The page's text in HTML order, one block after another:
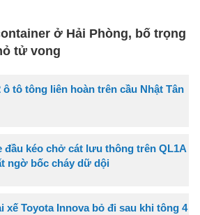
ở Hải Phòng, bố trọng
tử vong
ô tô tông liên hoàn trên cầu Nhật Tân
đầu kéo chở cát lưu thông trên QL1A
ngờ bốc cháy dữ dội
xế Toyota Innova bỏ đi sau khi tông 4